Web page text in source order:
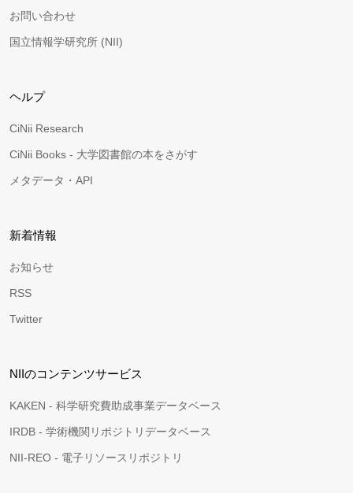
お問い合わせ
国立情報学研究所 (NII)
ヘルプ
CiNii Research
CiNii Books - 大学図書館の本をさがす
メタデータ・API
新着情報
お知らせ
RSS
Twitter
NIIのコンテンツサービス
KAKEN - 科学研究費助成事業データベース
IRDB - 学術機関リポジトリデータベース
NII-REO - 電子リソースリポジトリ